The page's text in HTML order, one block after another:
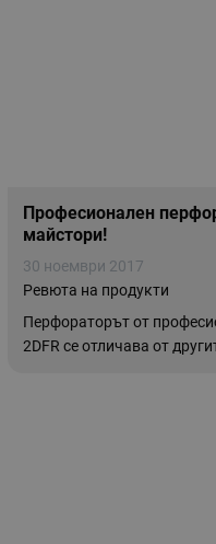
Професионален
майстори!
30 ноември 2017
Ревюта на продукти
Перфораторът от
2DFR се отличава от